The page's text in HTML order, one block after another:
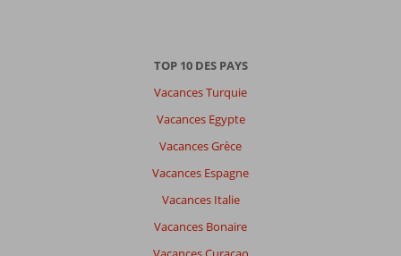
TOP 10 DES PAYS
Vacances Turquie
Vacances Egypte
Vacances Grèce
Vacances Espagne
Vacances Italie
Vacances Bonaire